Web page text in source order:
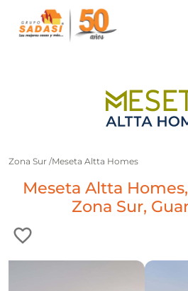
Zona Sur /Meseta Altta Homes
Meseta Altta
Zona Sur,